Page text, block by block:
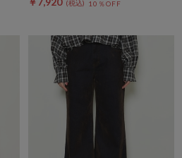
10％OFF